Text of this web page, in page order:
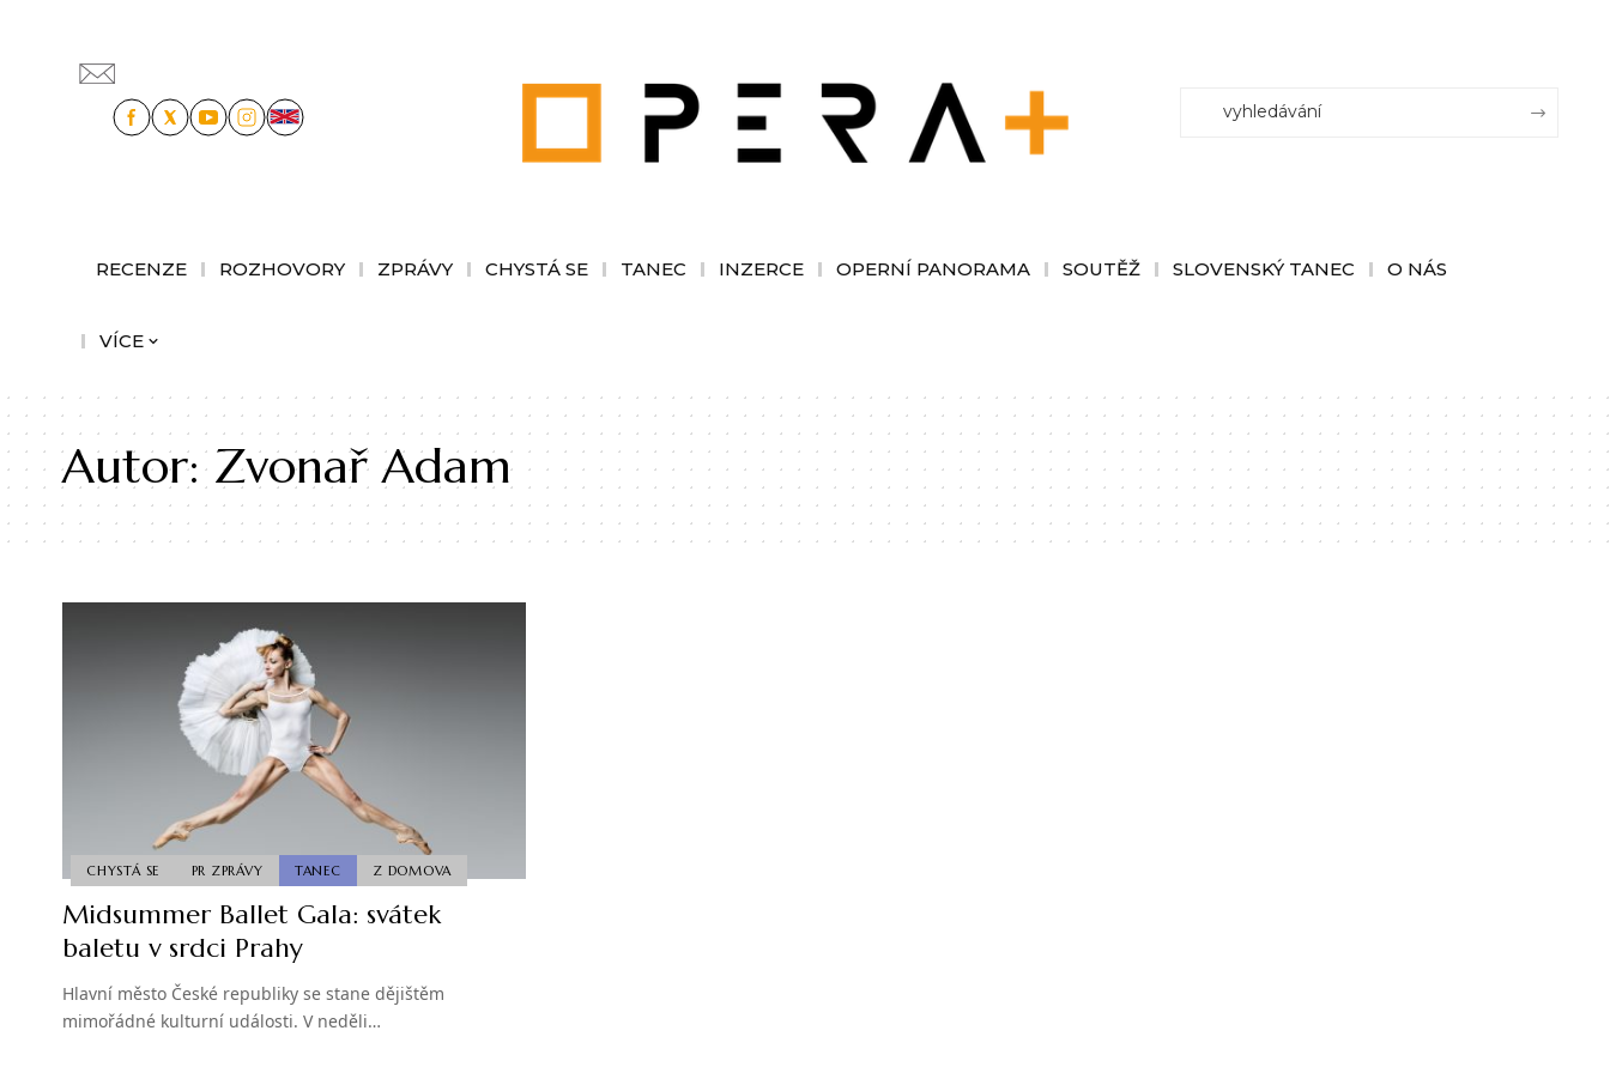
RECENZE ROZHOVORY ZPRÁVY CHYSTÁ SE TANEC INZERCE OPERNÍ PANORAMA SOUTĚŽ SLOVENSKÝ TANEC O NÁS
VÍCE
Autor:Zvonař Adam
CHYSTÁ SE PR ZPRÁVY TANEC Z DOMOVA
Midsummer Ballet Gala: svátek
baletu v srdci Prahy
Hlavní město České republiky se stane dějištěm
mimořádné kulturní události. V neděli…